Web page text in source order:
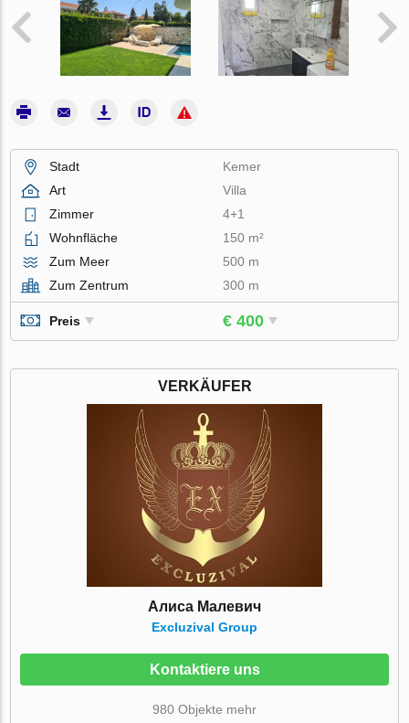
Stadt
Kemer
Art
Villa
Zimmer
4+1
Wohnfläche
150 m²
Zum Meer
500 m
Zum Zentrum
300 m
Preis € 400
VERKÄUFER
Алиса Малевич
Excluzival Group
Kontaktiere uns
980 Objekte mehr